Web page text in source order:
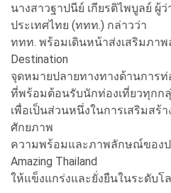
นางสาวฐาปนีย์ เกียรติไพบูลย์ ผู้
ประเทศไทย (ททท.) กล่าวว่า
ททท. พร้อมเดินหน้าส่งเสริมภา
Destination
จุดหมายปลายทางทางด้านการท่
ที่พร้อมต้อนรับนักท่องเที่ยวทุกก
เพื่อเป็นส่วนหนึ่งในการเสริมสร้
ศักยภาพ
ความพร้อมและภาพลักษณ์ของป
Amazing Thailand
ให้แข็งแกร่งและยั่งยืนในระดับโ